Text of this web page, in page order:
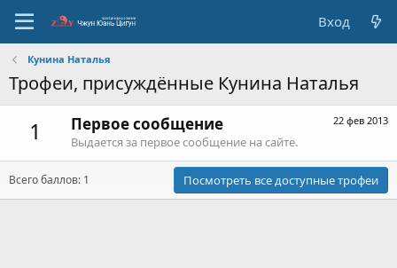
Вход
Кунина Наталья
Трофеи, присуждённые Кунина Наталья
1 22 фев 2013
Первое сообщение
Выдается за первое сообщение на сайте.
Всего баллов: 1 Посмотреть все доступные трофеи